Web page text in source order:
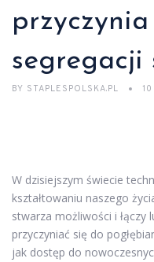
segregacji
BY STAPLESPOLSKA.PL
W dzisiejszym świecie
kształtowaniu naszego
stwarza możliwości i łączy
przyczyniać się do
jak dostęp do